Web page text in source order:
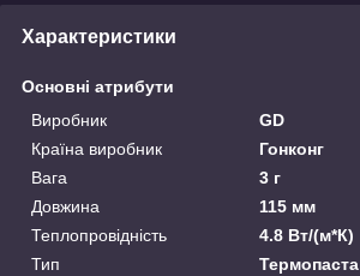
Характеристики
Основні атрибути
Виробник
GD
Країна виробник
Гонконг
Вага
3 г
Довжина
115 мм
Теплопровідність
4.8 Вт/(м*К)
Тип
Термопаста